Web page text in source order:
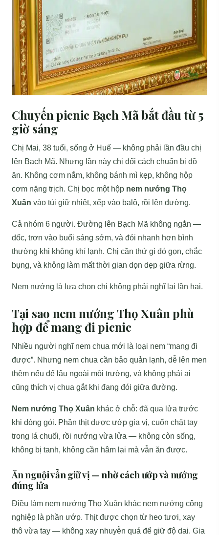
Chuyến picnic Bạch Mã bắt đầu từ 5
giờ sáng
Chị Mai, 38 tuổi, sống ở Huế — không phải lần đầu chị
lên Bạch Mã. Nhưng lần này chị đổi cách chuẩn bị đồ
ăn. Không cơm nắm, không bánh mì kẹp, không hộp
cơm nặng trịch. Chị bọc một hộp nem nướng Thọ
Xuân vào túi giữ nhiệt, xếp vào balô, rồi lên đường.
Cả nhóm 6 người. Đường lên Bạch Mã không ngắn —
dốc, trơn vào buổi sáng sớm, và đói nhanh hơn bình
thường khi không khí lạnh. Chị cần thứ gì đó gọn, chắc
bụng, và không làm mất thời gian dọn dẹp giữa rừng.
Nem nướng là lựa chọn chị không phải nghĩ lại lần hai.
Tại sao nem nướng Thọ Xuân phù
hợp để mang đi picnic
Nhiều người nghĩ nem chua mới là loại nem “mang đi
được”. Nhưng nem chua cần bảo quản lạnh, dễ lên men
thêm nếu để lâu ngoài môi trường, và không phải ai
cũng thích vị chua gắt khi đang đói giữa đường.
Nem nướng Thọ Xuân khác ở chỗ: đã qua lửa trước
khi đóng gói. Phần thịt được ướp gia vị, cuốn chặt tay
trong lá chuối, rồi nướng vừa lửa — không còn sống,
không bị tanh, không cần hâm lại mà vẫn ăn được.
Ăn nguội vẫn giữ vị — nhờ cách ướp và nướng
đúng lửa
Điều làm nem nướng Thọ Xuân khác nem nướng công
nghiệp là phần ướp. Thịt được chọn từ heo tươi, xay
thô vừa tay — không xay nhuyễn quá để giữ độ dai. Gia